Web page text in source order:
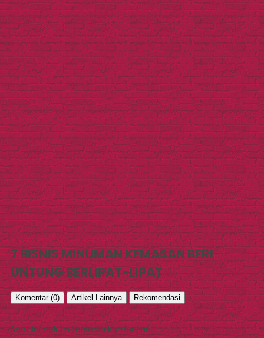
7 BISNIS MINUMAN KEMASAN BERI
UNTUNG BERLIPAT-LIPAT
Komentar (0) Artikel Lainnya Rekomendasi
Saat ini belum tersedia komentar.